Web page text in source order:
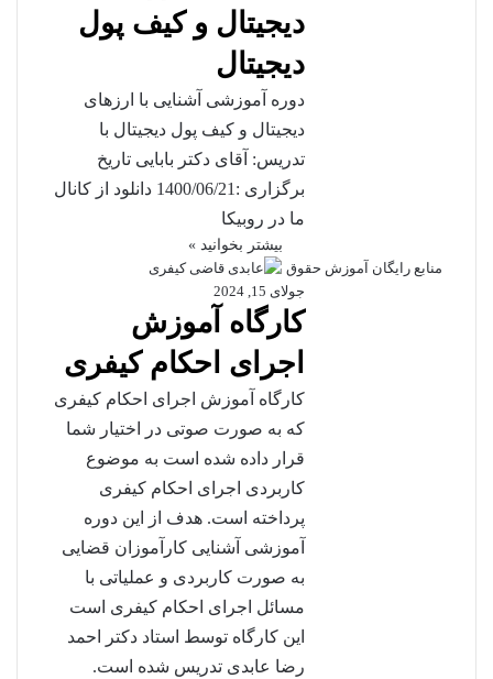
دیجیتال و کیف پول
دیجیتال
دوره آموزشی آشنایی با ارزهای
دیجیتال و کیف پول دیجیتال با
تدریس: آقای دکتر بابایی تاريخ
برگزاری :1400/06/21 دانلود از کانال
ما در روبیکا
بیشتر بخوانید »
منابع رایگان آموزش حقوق
جولای 15, 2024
کارگاه آموزش
اجرای احکام کیفری
کارگاه آموزش اجرای احکام کیفری
که به صورت صوتی در اختیار شما
قرار داده شده است به موضوع
کاربردی اجرای احکام کیفری
پرداخته است. هدف از این دوره
آموزشی آشنایی کارآموزان قضایی
به صورت کاربردی و عملیاتی با
مسائل اجرای احکام کیفری است
این کارگاه توسط استاد دکتر احمد
رضا عابدی تدریس شده است.